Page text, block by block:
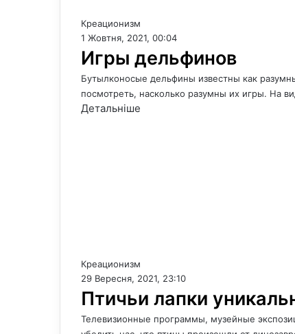
Креационизм
1 Жовтня, 2021, 00:04
Игры дельфинов
Бутылконосые дельфины известны как
посмотреть, насколько разумны их игры. На
Детальніше
Креационизм
29 Вересня, 2021, 23:10
Птичьи лапки
Телевизионные программы, музейные